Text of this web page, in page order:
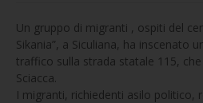
Un gruppo di migranti , ospiti del
Sikania”, a Siculiana, ha inscenato
traffico sulla strada statale 115,
Sciacca.
I migranti, richiedenti asilo politico,